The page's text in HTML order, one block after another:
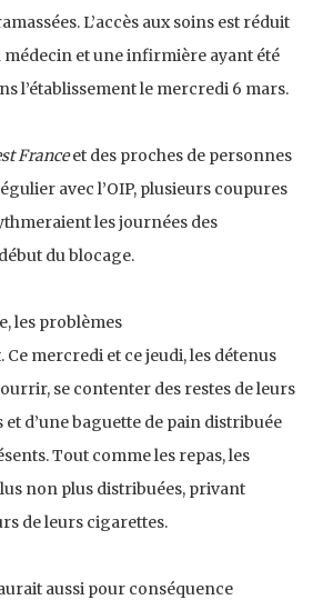
L’accès aux soins est réduit
médecin et une infirmière ayant été
l’établissement le mercredi 6 mars.
Franceet des proches de personnes
avec l’OIP, plusieurs coupures
les journées des
du blocage.
les problèmes
mercredi et ce jeudi, les détenus
se contenter des restes de leurs
d’une baguette de pain distribuée
Tout comme les repas, les
non plus distribuées, privant
de leurs cigarettes.
aussi pour conséquence